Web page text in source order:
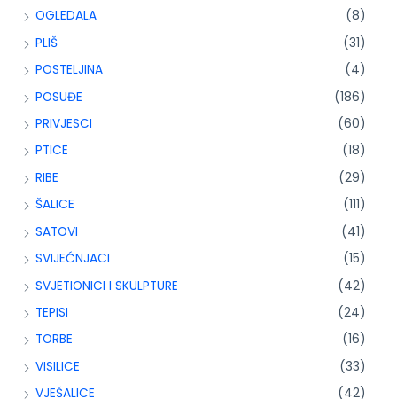
OGLEDALA
(8)
PLIŠ
(31)
POSTELJINA
(4)
POSUĐE
(186)
PRIVJESCI
(60)
PTICE
(18)
RIBE
(29)
ŠALICE
(111)
SATOVI
(41)
SVIJEĆNJACI
(15)
SVJETIONICI I SKULPTURE
(42)
TEPISI
(24)
TORBE
(16)
VISILICE
(33)
VJEŠALICE
(42)